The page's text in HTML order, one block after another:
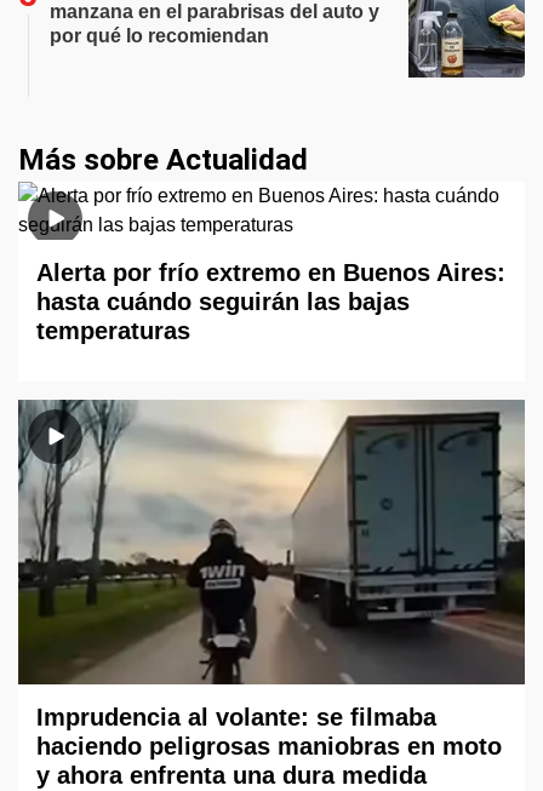
manzana en el parabrisas del auto y
por qué lo recomiendan
Más sobre Actualidad
Alerta por frío extremo en Buenos Aires:
hasta cuándo seguirán las bajas
temperaturas
Imprudencia al volante: se filmaba
haciendo peligrosas maniobras en moto
y ahora enfrenta una dura medida